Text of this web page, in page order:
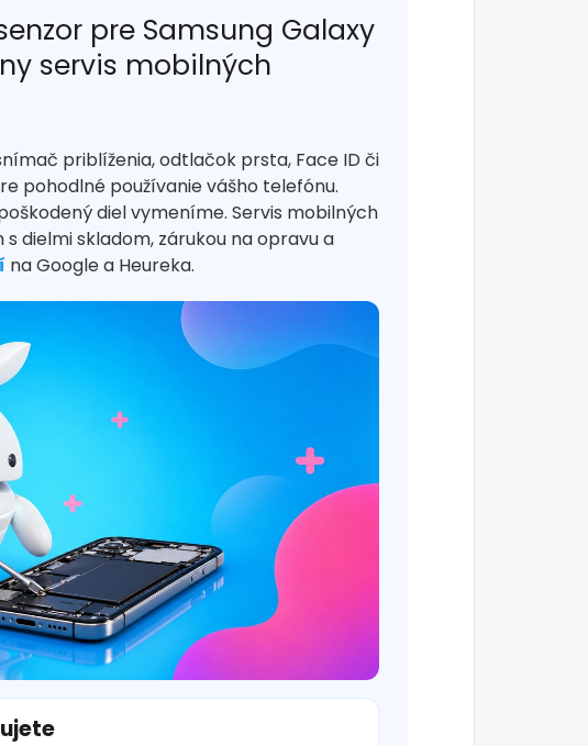
pre Samsung Galaxy
servis mobilných
priblíženia, odtlačok prsta, Face ID či
pohodlné používanie vášho telefónu.
diel vymeníme. Servis mobilných
dielmi skladom, zárukou na opravu a
na Google a Heureka.